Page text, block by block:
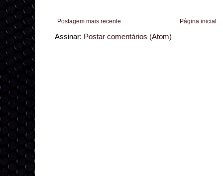
Postagem mais recente Página inicial
Assinar: Postar comentários (Atom)